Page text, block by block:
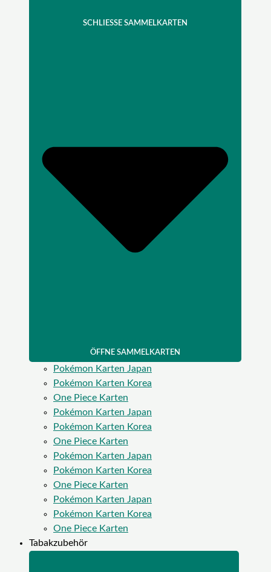
SCHLIESSE SAMMELKARTEN
ÖFFNE SAMMELKARTEN
Pokémon Karten Japan
Pokémon Karten Korea
One Piece Karten
Pokémon Karten Japan
Pokémon Karten Korea
One Piece Karten
Pokémon Karten Japan
Pokémon Karten Korea
One Piece Karten
Pokémon Karten Japan
Pokémon Karten Korea
One Piece Karten
Tabakzubehör